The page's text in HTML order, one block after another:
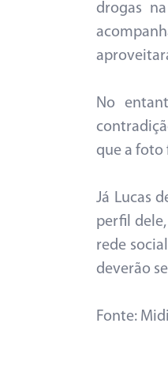
drogas
No
que a foto
Já Lucas
perfil
rede
deverão
Fonte: